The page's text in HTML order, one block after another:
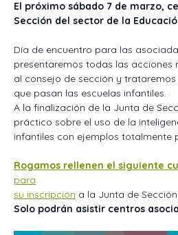
El próximo sábado 7 de marzo,
Sección del sector de la
Día de encuentro para las
presentaremos todas las acciones
al consejo de sección y
que pasan las escuelas infantiles.
A la finalización de la Junta de
práctico sobre el uso de la
infantiles con ejemplos totalmente
Rogamos rellenen el siguiente
para
su inscripción a la Junta de
Solo podrán asistir centros